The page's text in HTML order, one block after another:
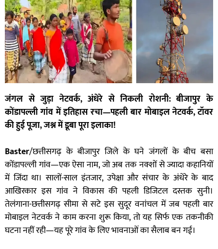
जंगल से जुड़ा नेटवर्क, अंधेरे से निकली रोशनी: बीजापुर के
कोंडापल्ली गांव में इतिहास रचा—पहली बार मोबाइल नेटवर्क, टॉवर
की हुई पूजा, जश्न में डूबा पूरा इलाका!
Baster/छत्तीसगढ़ के बीजापुर जिले के घने जंगलों के बीच बसा
कोंडापल्ली गांव—एक ऐसा नाम, जो अब तक नक्शों से ज्यादा कहानियों
में जिंदा था। सालों-साल इंतजार, उपेक्षा और संचार के अंधेरे के बाद
आखिरकार इस गांव ने विकास की पहली डिजिटल दस्तक सुनी।
तेलंगाना-छत्तीसगढ़ सीमा से सटे इस सुदूर वनांचल में जब पहली बार
मोबाइल नेटवर्क ने काम करना शुरू किया, तो यह सिर्फ एक तकनीकी
घटना नहीं रही—यह पूरे गांव के लिए भावनाओं का सैलाब बन गई।